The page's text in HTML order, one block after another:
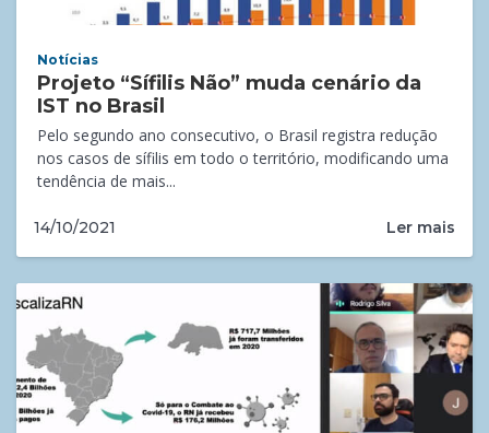
Notícias
Projeto “Sífilis Não” muda cenário da
IST no Brasil
Pelo segundo ano consecutivo, o Brasil registra redução
nos casos de sífilis em todo o território, modificando uma
tendência de mais...
14/10/2021 Ler mais